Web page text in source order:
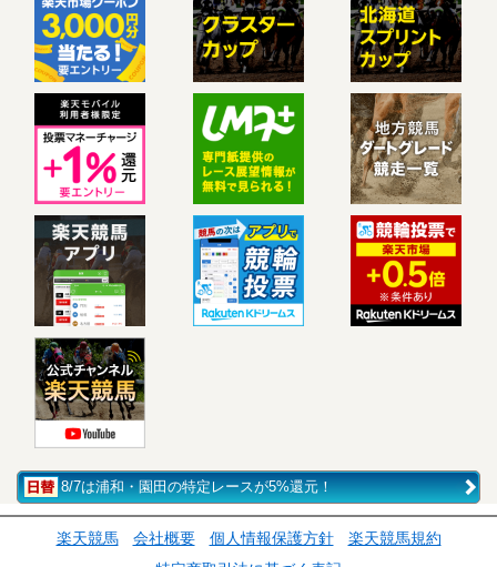
8/7は浦和・園田の特定レースが5%還元！
楽天競馬 会社概要 個人情報保護方針
楽天競馬規約